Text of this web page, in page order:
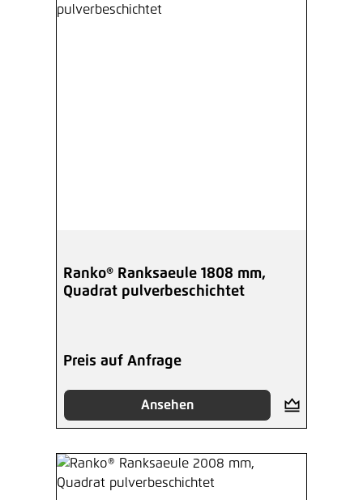
Ranko® Ranksaeule 1808 mm,
Quadrat pulverbeschichtet
Preis auf Anfrage
Ansehen